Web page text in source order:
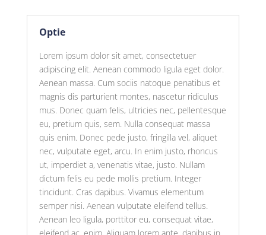
Optie
Lorem ipsum dolor sit amet, consectetuer
adipiscing elit. Aenean commodo ligula eget dolor.
Aenean massa. Cum sociis natoque penatibus et
magnis dis parturient montes, nascetur ridiculus
mus. Donec quam felis, ultricies nec, pellentesque
eu, pretium quis, sem. Nulla consequat massa
quis enim. Donec pede justo, fringilla vel, aliquet
nec, vulputate eget, arcu. In enim justo, rhoncus
ut, imperdiet a, venenatis vitae, justo. Nullam
dictum felis eu pede mollis pretium. Integer
tincidunt. Cras dapibus. Vivamus elementum
semper nisi. Aenean vulputate eleifend tellus.
Aenean leo ligula, porttitor eu, consequat vitae,